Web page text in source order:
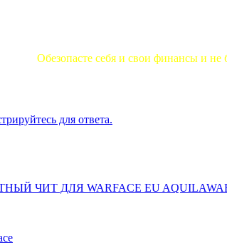
Обезопасте себя и свои финансы и
для ответа.
ЧИТ ДЛЯ WARFACE EU